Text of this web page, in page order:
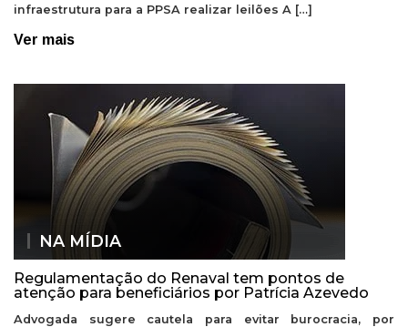
infraestrutura para a PPSA realizar leilões A […]
Ver mais
NA MÍDIA
Regulamentação do Renaval tem pontos de
atenção para beneficiários por Patrícia Azevedo
Advogada sugere cautela para evitar burocracia, por